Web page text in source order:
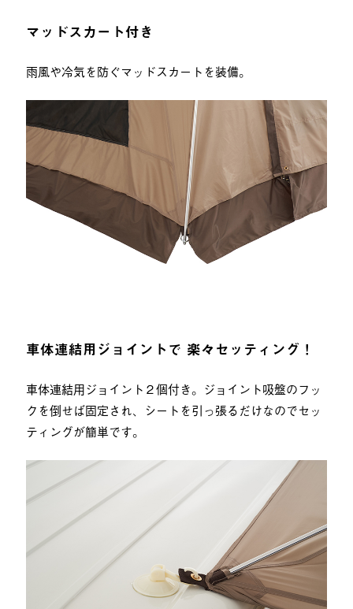
マッドスカート付き
雨風や冷気を防ぐマッドスカートを装備。
車体連結用ジョイントで 楽々セッティング！
車体連結用ジョイント２個付き。ジョイント吸盤のフッ
クを倒せば固定され、シートを引っ張るだけなのでセッ
ティングが簡単です。